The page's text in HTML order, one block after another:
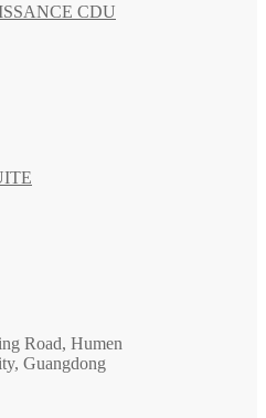
CDU
Road, Humen
Guangdong